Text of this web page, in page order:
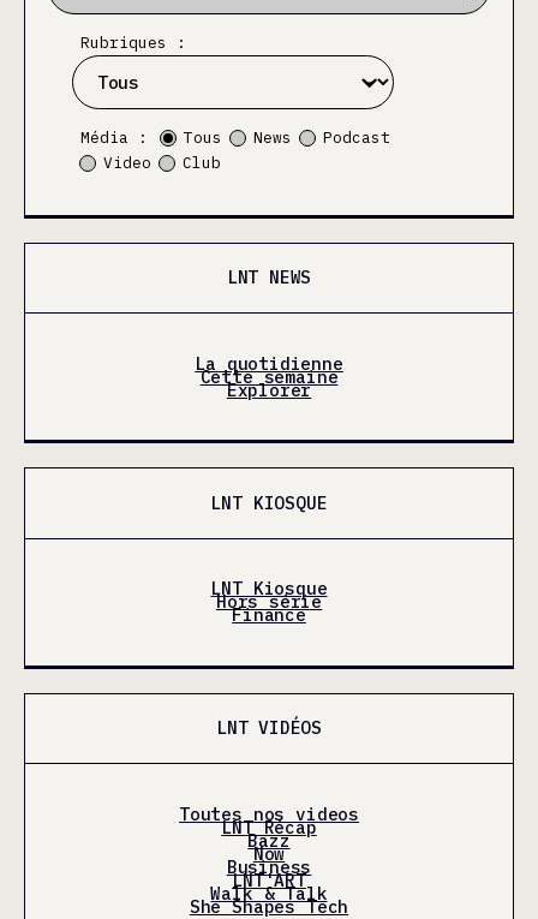
Rubriques :
Média : Tous News
Podcast
Video
Club
LNT NEWS
La quotidienne
Cette semaine
Explorer
LNT KIOSQUE
LNT Kiosque
Hors série
Finance
LNT VIDÉOS
Toutes nos videos
LNT Récap
Bazz
Now
Business
LNT'ART
Walk & Talk
She Shapes Tech